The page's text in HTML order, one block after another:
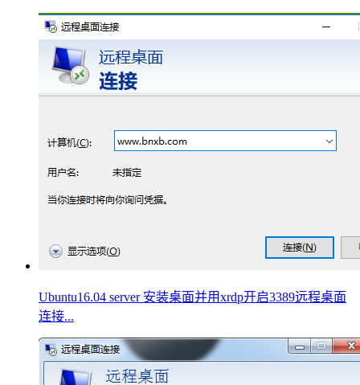
Ubuntu16.04 server 安装桌面并用xrdp开启3389远程桌面
连接...